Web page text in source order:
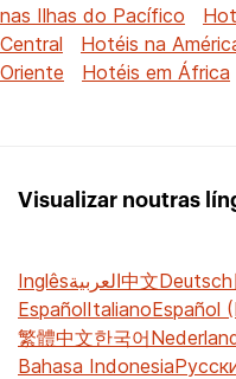
nas Ilhas do Pacífico
Central
Hotéis na
Oriente
Hotéis em África
Visualizar noutras
Inglêsالعربية中文Deutsch
EspañolItalianoEspañol
繁體中文한국어
Bahasa Indonesia